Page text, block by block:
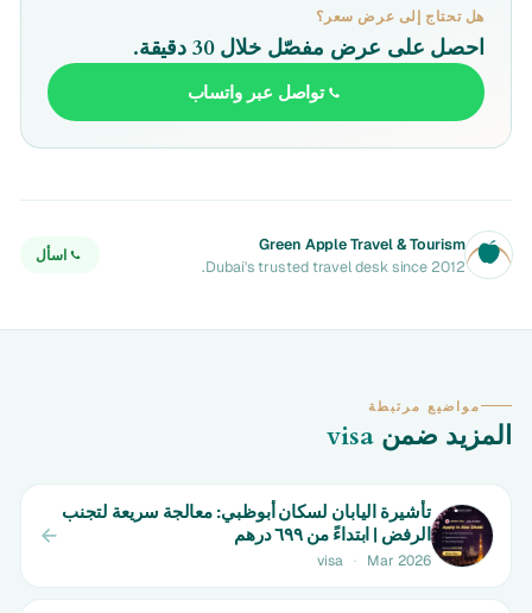
هل تحتاج إلى عرض سعر؟
احصل على عرض مفصّل خلال 30 دقيقة.
تواصل عبر واتساب
Green Apple Travel & Tourism
Dubai's trusted travel desk since 2012.
اسأل
مواضيع مرتبطة
المزيد ضمنvisa
تأشيرة اليابان لسكان أبوظبي: معالجة سريعة لتجنب
الرفض | ابتداءً من ٦٩٩ درهم
visa · Mar 2026